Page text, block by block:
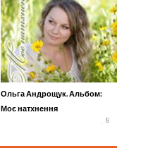
Ольга Андрощук. Альбом:
Моє натхнення
8